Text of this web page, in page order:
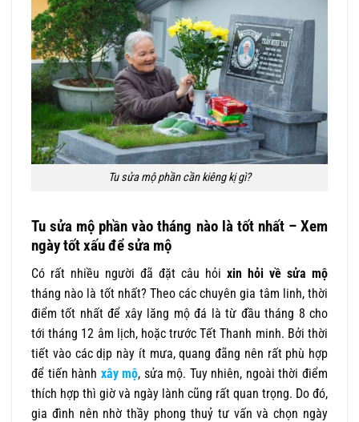
Tu sửa mộ phần cần kiêng kị gì?
Tu sửa mộ phần vào tháng nào là tốt nhất – Xem
ngày tốt xấu để sửa mộ
Có rất nhiều người đã đặt câu hỏi xin hỏi về sửa mộ
tháng nào là tốt nhất? Theo các chuyên gia tâm linh, thời
điểm tốt nhất để xây lăng mộ đá là từ đầu tháng 8 cho
tới tháng 12 âm lịch, hoặc trước Tết Thanh minh. Bởi thời
tiết vào các dịp này ít mưa, quang đãng nên rất phù hợp
để tiến hành xây mộ, sửa mộ. Tuy nhiên, ngoài thời điểm
thích hợp thì giờ và ngày lành cũng rất quan trọng. Do đó,
gia đình nên nhờ thầy phong thuỷ tư vấn và chọn ngày